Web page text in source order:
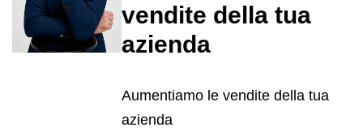
vendite della tua
azienda
Aumentiamo le vendite della tua
azienda